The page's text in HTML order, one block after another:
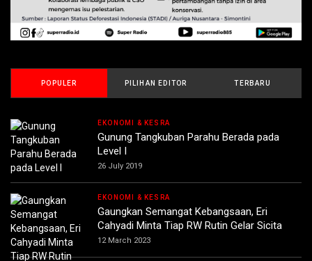
POPULER PILIHAN EDITOR TERBARU
EKONOMI & KESRA
Gunung Tangkuban Parahu Berada pada
Level I
26 July 2019
EKONOMI & KESRA
Gaungkan Semangat Kebangsaan, Eri
Cahyadi Minta Tiap RW Rutin Gelar Sicita
12 March 2023